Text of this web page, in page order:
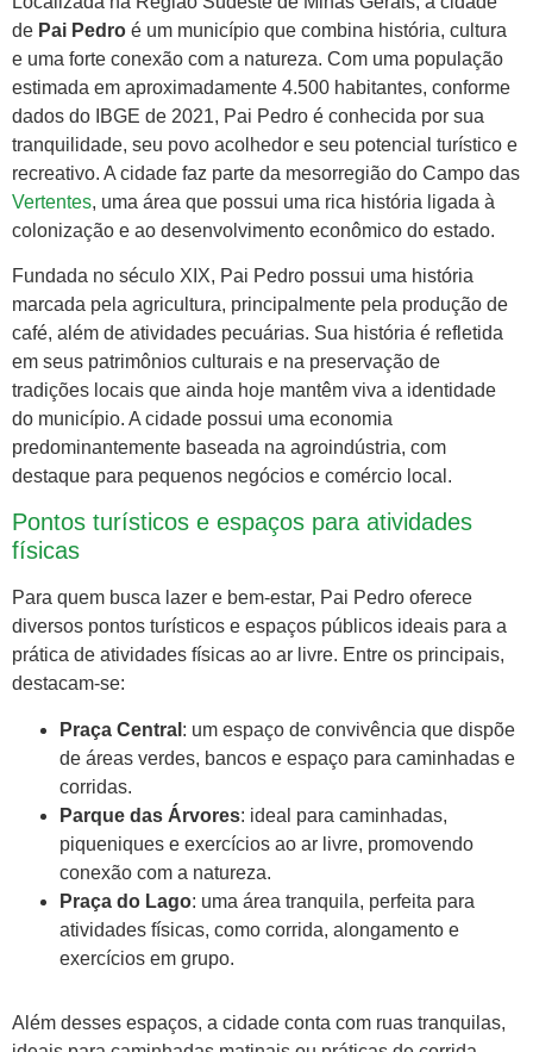
de Pai Pedro é um município que combina história, cultura
e uma forte conexão com a natureza. Com uma população
estimada em aproximadamente 4.500 habitantes, conforme
dados do IBGE de 2021, Pai Pedro é conhecida por sua
tranquilidade, seu povo acolhedor e seu potencial turístico e
recreativo. A cidade faz parte da mesorregião do Campo das
Vertentes, uma área que possui uma rica história ligada à
colonização e ao desenvolvimento econômico do estado.
Fundada no século XIX, Pai Pedro possui uma história
marcada pela agricultura, principalmente pela produção de
café, além de atividades pecuárias. Sua história é refletida
em seus patrimônios culturais e na preservação de
tradições locais que ainda hoje mantêm viva a identidade
do município. A cidade possui uma economia
predominantemente baseada na agroindústria, com
destaque para pequenos negócios e comércio local.
Pontos turísticos e espaços para atividades
físicas
Para quem busca lazer e bem-estar, Pai Pedro oferece
diversos pontos turísticos e espaços públicos ideais para a
prática de atividades físicas ao ar livre. Entre os principais,
destacam-se:
Praça Central : um espaço de convivência que dispõe
de áreas verdes, bancos e espaço para caminhadas e
corridas.
Parque das Árvores: ideal para caminhadas,
piqueniques e exercícios ao ar livre, promovendo
conexão com a natureza.
Praça do Lago: uma área tranquila, perfeita para
atividades físicas, como corrida, alongamento e
exercícios em grupo.
Além desses espaços, a cidade conta com ruas tranquilas,